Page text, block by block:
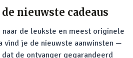
nieuwste cadeaus
de leukste en meest originele
vind je de nieuwste aanwinsten —
de ontvanger gegarandeerd